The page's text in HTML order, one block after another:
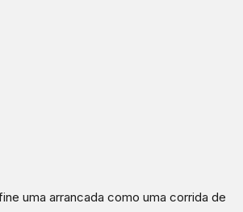
uma arrancada como uma corrida de